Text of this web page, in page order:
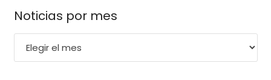
Noticias por mes
por